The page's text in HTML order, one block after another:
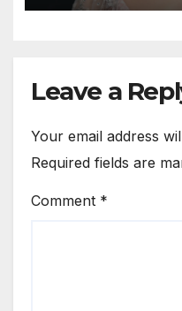
Leave a
Your email address
Required fields are
Comment *